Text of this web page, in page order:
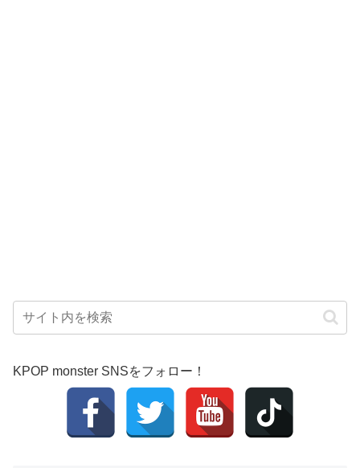
KPOP monster SNSをフォロー！